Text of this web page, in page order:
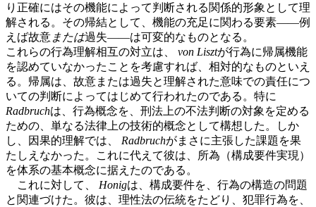
り正確にはその機能によって判断される関係的形象として理
解される。その帰結として、機能の充足に関わる要素——例
えば故意 または過失——は可変的なものとなる。
これらの行為理解相互の対立は、
von Lisztが行為に帰属機能
を認めていなかったことを考慮すれば、相対的なものといえ
る。帰属は、故意または過失と理解された意味での責任につ
いての判断によってはじめて行われたのである。特に
Radbruchは、行為概念を、刑法上の不法判断の対象を定める
ための、単なる法律上の技術的概念として構想した。しか
し、因果的理解では、
Radbruchがまさに主張した課題を果
たしえなかった。これに代えて彼は、所為（構成要件実現）
を体系の基本概念に据えたのである。
これに対して、
Honigは、構成要件を、行為の構造の問題
と関連づけた。彼は、理性法の伝統をたどり、犯罪行為を、